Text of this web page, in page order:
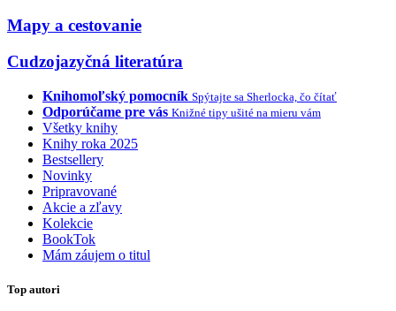
Mapy a cestovanie
Cudzojazyčná literatúra
Knihomoľský pomocník Spýtajte sa Sherlocka, čo čítať
Odporúčame pre vás Knižné tipy ušité na mieru vám
Všetky knihy
Knihy roka 2025
Bestsellery
Novinky
Pripravované
Akcie a zľavy
Kolekcie
BookTok
Mám záujem o titul
Top autori